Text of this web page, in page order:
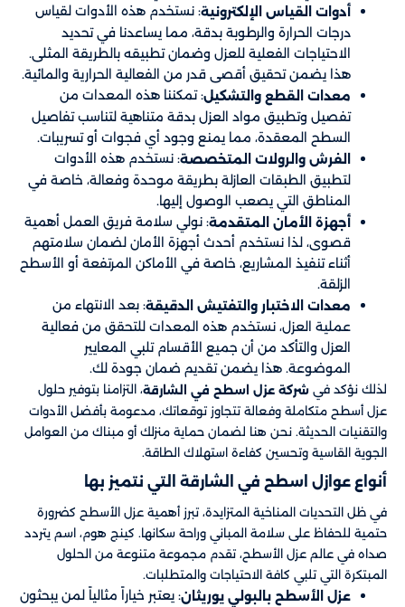
أدوات القياس الإلكترونية: نستخدم هذه الأدوات لقياس
درجات الحرارة والرطوبة بدقة، مما يساعدنا في تحديد
الاحتياجات الفعلية للعزل وضمان تطبيقه بالطريقة المثلى.
هذا يضمن تحقيق أقصى قدر من الفعالية الحرارية والمائية.
معدات القطع والتشكيل: تمكننا هذه المعدات من
تفصيل وتطبيق مواد العزل بدقة متناهية لتناسب تفاصيل
السطح المعقدة، مما يمنع وجود أي فجوات أو تسريبات.
الفرش والرولات المتخصصة: نستخدم هذه الأدوات
لتطبيق الطبقات العازلة بطريقة موحدة وفعالة، خاصة في
المناطق التي يصعب الوصول إليها.
أجهزة الأمان المتقدمة: نولي سلامة فريق العمل أهمية
قصوى، لذا نستخدم أحدث أجهزة الأمان لضمان سلامتهم
أثناء تنفيذ المشاريع، خاصة في الأماكن المرتفعة أو الأسطح
الزلقة.
معدات الاختبار والتفتيش الدقيقة: بعد الانتهاء من
عملية العزل، نستخدم هذه المعدات للتحقق من فعالية
العزل والتأكد من أن جميع الأقسام تلبي المعايير
الموضوعة. هذا يضمن تقديم ضمان جودة لك.
لذلك نؤكد في شركة عزل اسطح في الشارقة، التزامنا بتوفير حلول
عزل أسطح متكاملة وفعالة تتجاوز توقعاتك، مدعومة بأفضل الأدوات
والتقنيات الحديثة. نحن هنا لضمان حماية منزلك أو مبناك من العوامل
الجوية القاسية وتحسين كفاءة استهلاك الطاقة.
أنواع عوازل اسطح في الشارقة التي نتميز بها
في ظل التحديات المناخية المتزايدة، تبرز أهمية عزل الأسطح كضرورة
حتمية للحفاظ على سلامة المباني وراحة سكانها. كينج هوم، اسم يتردد
صداه في عالم عزل الأسطح، تقدم مجموعة متنوعة من الحلول
المبتكرة التي تلبي كافة الاحتياجات والمتطلبات.
عزل الأسطح بالبولي يوريثان: يعتبر خياراً مثالياً لمن يبحثون